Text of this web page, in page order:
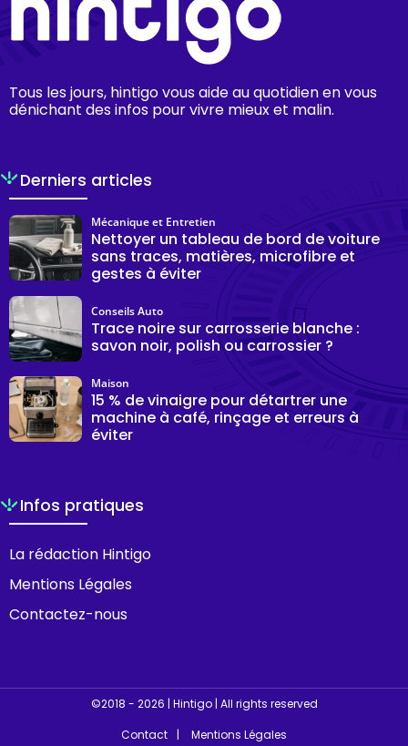
Tous les jours, hintigo vous aide au quotidien en vous
dénichant des infos pour vivre mieux et malin.
Derniers articles
Nettoyer un tableau de bord de voiture
sans traces, matières, microfibre et
gestes à éviter
Mécanique et Entretien
Trace noire sur carrosserie blanche :
savon noir, polish ou carrossier ?
Conseils Auto
15 % de vinaigre pour détartrer une
machine à café, rinçage et erreurs à
éviter
Maison
Infos pratiques
La rédaction Hintigo
Mentions Légales
Contactez-nous
©2018 - 2026 | Hintigo | All rights reserved
Contact
Mentions Légales